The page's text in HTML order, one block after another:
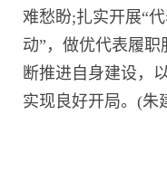
难愁盼;扎实开展“
动”，做优代表履
断推进自身建设，
实现良好开局。(朱